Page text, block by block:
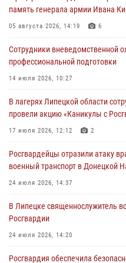
Росгвардия обеспечила
Дня ВДВ в Липецке
03 августа 2026, 13:43
Росгвардейцы обеспечили
Толстовского района
03 августа 2026, 13:41
Росгвардия противодействует
(видео)
03 августа 2026, 13:39
память генерала армии Ивана
05 августа 2026, 14:19 6
Сотрудники вневедомственной
профессиональной подготовки
14 июля 2026, 10:27
В лагерях Липецкой области
провели акцию «Каникулы с
17 июля 2026, 12:12 2
Росгвардейцы отразили атаку
военный транспорт в Донецкой
24 июля 2026, 14:37
В Липецке священнослужитель
Росгвардии
24 июля 2026, 14:20
Росгвардия обеспечила